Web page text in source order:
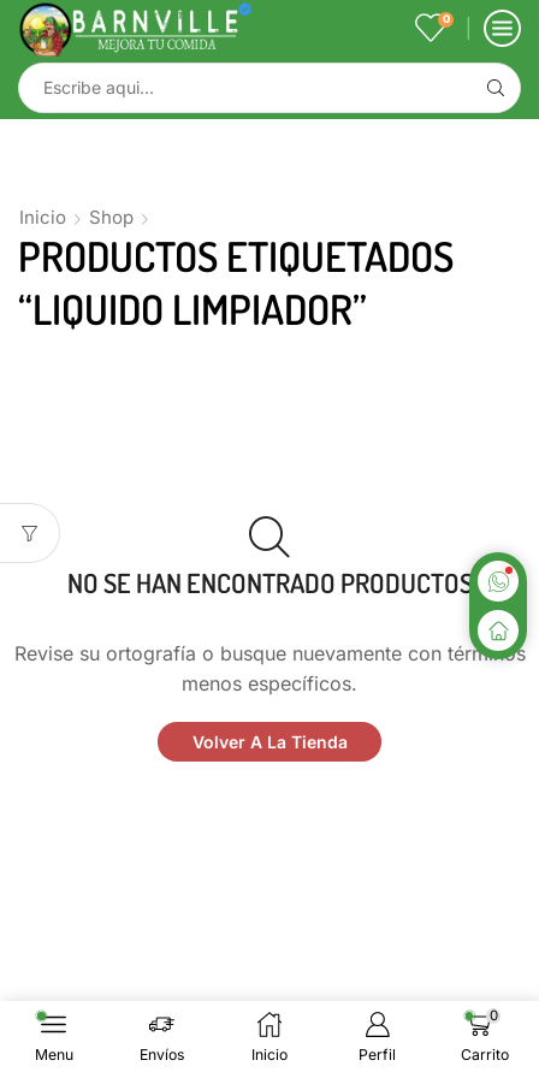
0
Inicio Shop
PRODUCTOS ETIQUETADOS
“LIQUIDO LIMPIADOR”
NO SE HAN ENCONTRADO PRODUCTOS
Revise su ortografía o busque nuevamente con términos
menos específicos.
Volver A La Tienda
Menu Envíos Inicio Perfil
0
Carrito